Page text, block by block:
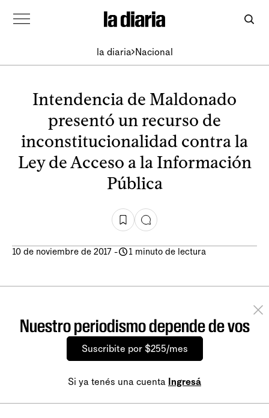
la diaria Nacional
Intendencia de Maldonado
presentó un recurso de
inconstitucionalidad contra la
Ley de Acceso a la Información
Pública
10 de noviembre de 2017 - 1 minuto de lectura
Nuestro periodismo depende de vos
Suscribite por $255/mes
Si ya tenés una cuenta Ingresá